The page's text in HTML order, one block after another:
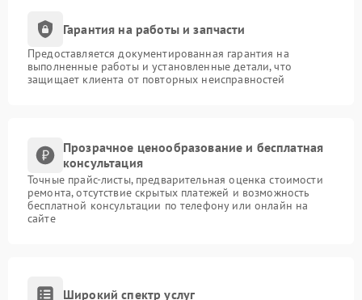
Гарантия на работы и запчасти
Предоставляется документированная гарантия на
выполненные работы и установленные детали, что
защищает клиента от повторных неисправностей
Прозрачное ценообразование и бесплатная
консультация
Точные прайс-листы, предварительная оценка стоимости
ремонта, отсутствие скрытых платежей и возможность
бесплатной консультации по телефону или онлайн на
сайте
Широкий спектр услуг